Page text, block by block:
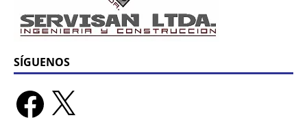
SÍGUENOS